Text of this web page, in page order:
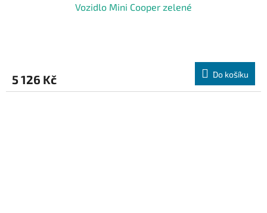
Vozidlo Mini Cooper zelené
5 126 Kč Do košíku